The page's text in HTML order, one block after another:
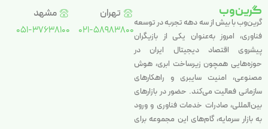
گرین‌وب
گرین‌وب با بیش از سه دهه تجربه در توسعه
فناوری، امروز به‌عنوان یکی از بازیگران
پیشروی اقتصاد دیجیتال ایران در
حوزه‌هایی همچون زیرساخت ابری، هوش
مصنوعی، امنیت سایبری و راهکارهای
سازمانی فعالیت می‌کند. حضور در بازارهای
بین‌المللی، صادرات خدمات فناوری و ورود
به بازار سرمایه، گام‌های این مجموعه برای
مشهد
051-37638100
تهران
021-58983800